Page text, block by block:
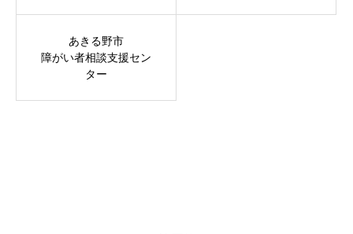
あきる野市
障がい者相談支援セン
ター